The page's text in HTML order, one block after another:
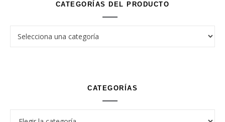
CATEGORÍAS DEL PRODUCTO
CATEGORÍAS
Categorías